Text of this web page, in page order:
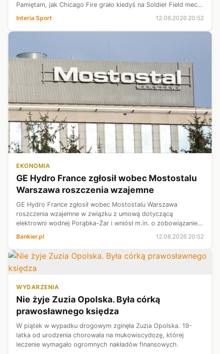
Pamiętam, jak Chicago Fire grało kiedyś na Soldier Field mecz
bezpośrednio po spotkaniu reprezentacji kobiet. Po obejrzeniu
mistrzyń oli...
Interia Sport 12.06.2026 20:52
EKONOMIA
GE Hydro France zgłosił wobec Mostostalu
Warszawa roszczenia wzajemne
GE Hydro France zgłosił wobec Mostostalu Warszawa
roszczenia wzajemne w związku z umową dotyczącą
elektrowni wodnej Porąbka-Żar i wniósł m.in. o zobowiązanie
do zapłaty kwoty zapłaconych przez niego do tej pory kar
umownych w kwocie 31 mln zł - podał...
Bankier.pl 12.06.2026 20:52
WYDARZENIA
Nie żyje Zuzia Opolska. Była córką
prawosławnego księdza
W piątek w wypadku drogowym zginęła Zuzia Opolska. 19-
latka od urodzenia chorowała na mukowiscydozę, której
leczenie wymagało ogromnych nakładów finansowych.